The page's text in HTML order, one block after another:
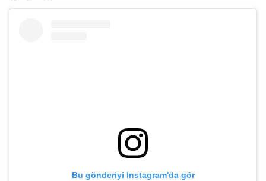
Bu gönderiyi Instagram'da gör